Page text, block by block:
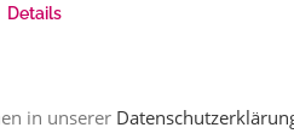
Details
in unserer